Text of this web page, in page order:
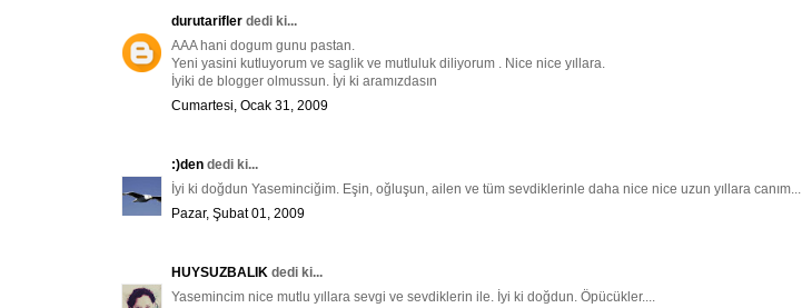
durutarifler dedi ki...
AAA hani dogum gunu pastan.
Yeni yasini kutluyorum ve saglik ve mutluluk diliyorum . Nice nice yıllara.
İyiki de blogger olmussun. İyi ki aramızdasın
Cumartesi, Ocak 31, 2009
:)den dedi ki...
İyi ki doğdun Yaseminciğim. Eşin, oğluşun, ailen ve tüm sevdiklerinle daha nice nice uzun yıllara canım...
Pazar, Şubat 01, 2009
HUYSUZBALIK dedi ki...
Yasemincim nice mutlu yıllara sevgi ve sevdiklerin ile. İyi ki doğdun. Öpücükler....